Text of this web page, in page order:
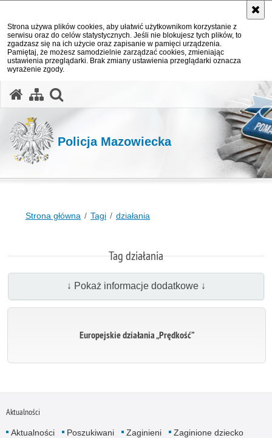
Strona używa plików cookies, aby ułatwić użytkownikom korzystanie z
serwisu oraz do celów statystycznych. Jeśli nie blokujesz tych plików, to
zgadzasz się na ich użycie oraz zapisanie w pamięci urządzenia.
Pamiętaj, że możesz samodzielnie zarządzać cookies, zmieniając
ustawienia przeglądarki. Brak zmiany ustawienia przeglądarki oznacza
wyrażenie zgody.
Policja Mazowiecka
Strona główna Tagi działania
Tag działania
↓ Pokaż informacje dodatkowe ↓
Europejskie działania „Prędkość”
Aktualności
Aktualności Poszukiwani Zaginieni
Zaginione dziecko